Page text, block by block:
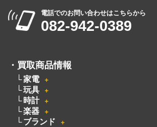
電話でのお問い合わせはこちらから
082-942-0389
・ 買取商品情報
家電 ＋
玩具 ＋
時計 ＋
楽器 ＋
ブランド ＋